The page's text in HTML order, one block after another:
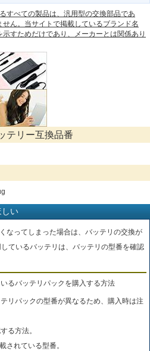
すべての製品は、汎用型の交換部品であ
ん。当サイトで掲載しているブランド名
すためだけであり、メーカーとは関係あり
テリー互換品番
しい
なってしまった場合は、バッテリの交換が
ているバッテリは、バッテリの型番を確認
るバッテリパックを購入する方法
リパックの型番が異なるため、購入時は注
る方法。
されている型番。